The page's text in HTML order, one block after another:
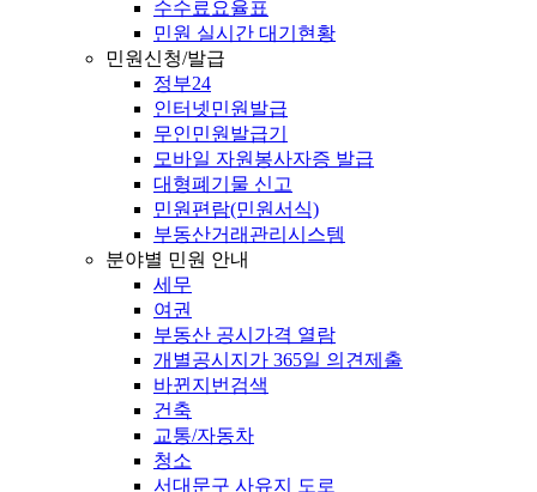
수수료요율표
민원 실시간 대기현황
민원신청/발급
정부24
인터넷민원발급
무인민원발급기
모바일 자원봉사자증 발급
대형폐기물 신고
민원편람(민원서식)
부동산거래관리시스템
분야별 민원 안내
세무
여권
부동산 공시가격 열람
개별공시지가 365일 의견제출
바뀐지번검색
건축
교통/자동차
청소
서대문구 사유지 도로